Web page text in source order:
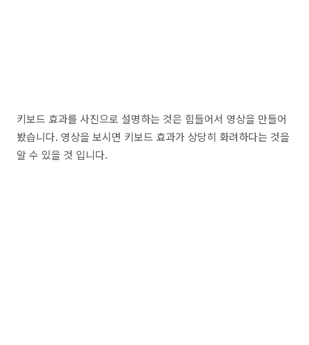
키보드 효과를 사진으로 설명하는 것은 힘들어서 영상을 만들어
봤습니다. 영상을 보시면 키보드 효과가 상당히 화려하다는 것을
알 수 있을 것 입니다.